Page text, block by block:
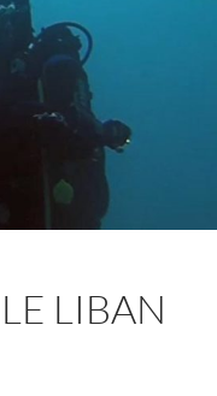
LIBAN